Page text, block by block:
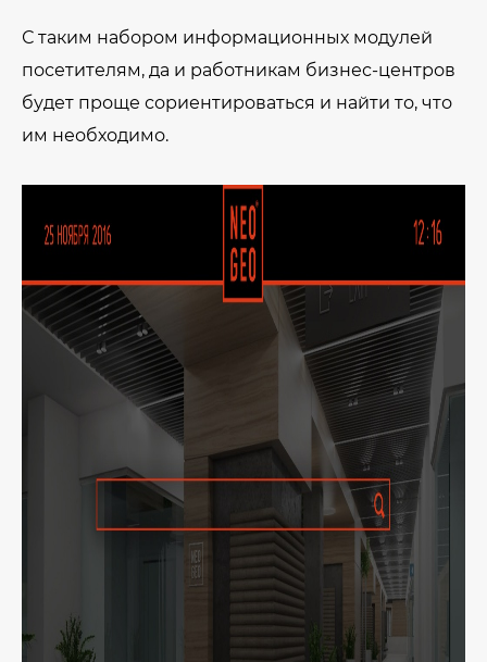
С таким набором информационных модулей
посетителям, да и работникам бизнес-центров
будет проще сориентироваться и найти то, что
им необходимо.